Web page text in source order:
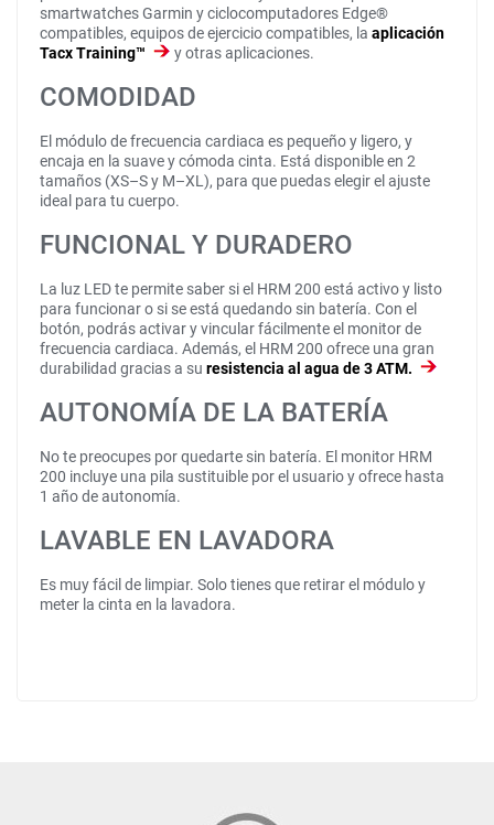
smartwatches Garmin y ciclocomputadores Edge®
compatibles, equipos de ejercicio compatibles, la aplicación
Tacx Training™
y otras aplicaciones.
COMODIDAD
El módulo de frecuencia cardiaca es pequeño y ligero, y
encaja en la suave y cómoda cinta. Está disponible en 2
tamaños (XS–S y M–XL), para que puedas elegir el ajuste
ideal para tu cuerpo.
FUNCIONAL Y DURADERO
La luz LED te permite saber si el HRM 200 está activo y listo
para funcionar o si se está quedando sin batería. Con el
botón, podrás activar y vincular fácilmente el monitor de
frecuencia cardiaca. Además, el HRM 200 ofrece una gran
durabilidad gracias a su resistencia al agua de 3 ATM.
AUTONOMÍA DE LA BATERÍA
No te preocupes por quedarte sin batería. El monitor HRM
200 incluye una pila sustituible por el usuario y ofrece hasta
1 año de autonomía.
LAVABLE EN LAVADORA
Es muy fácil de limpiar. Solo tienes que retirar el módulo y
meter la cinta en la lavadora.